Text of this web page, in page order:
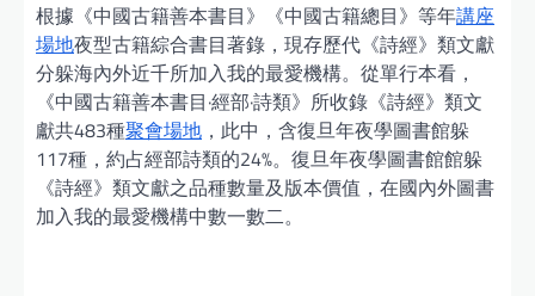
根據《中國古籍善本書目》《中國古籍總目》等年講座
場地夜型古籍綜合書目著錄，現存歷代《詩經》類文獻
分躲海內外近千所加入我的最愛機構。從單行本看，
《中國古籍善本書目·經部·詩類》所收錄《詩經》類文
獻共483種聚會場地 ，此中，含復旦年夜學圖書館躲
117種，約占經部詩類的24%。復旦年夜學圖書館館躲
《詩經》類文獻之品種數量及版本價值，在國內外圖書
加入我的最愛機構中數一數二。